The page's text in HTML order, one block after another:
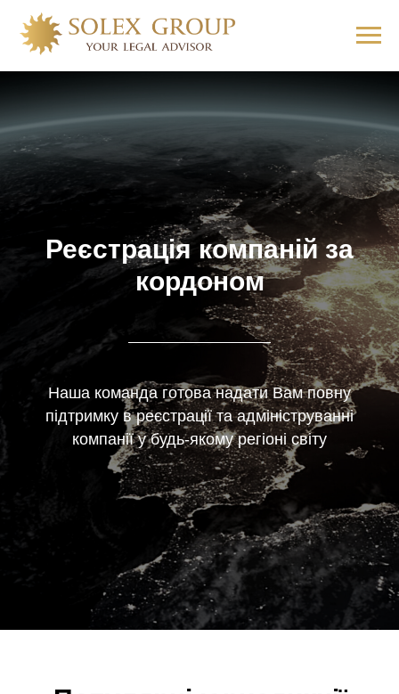
Реєстрація компаній за
кордоном
Наша команда готова надати Вам повну
підтримку в реєстрації та адмініструванні
компанії у будь-якому регіоні світу